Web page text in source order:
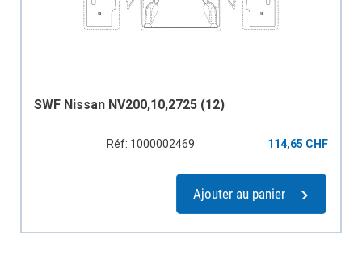
SWF Nissan NV200,10,2725 (12)
Réf: 1000002469 114,65 CHF
Ajouter au panier